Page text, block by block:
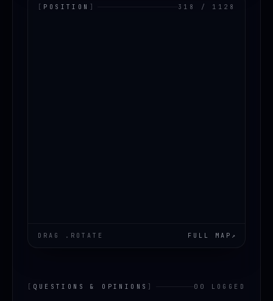
POSITION 318 / 1128
DRAG .ROTATE FULL MAP ↗
QUESTIONS & OPINIONS 00 LOGGED